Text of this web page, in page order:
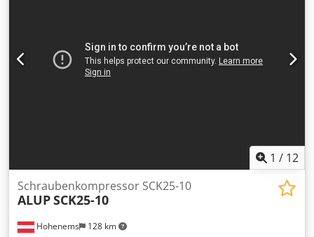
1 / 12
Hohenems 128 km
Schraubenkompressor SCK25-10
ALUPSCK25-10